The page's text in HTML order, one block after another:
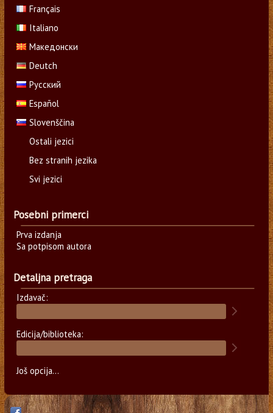
Français
Italiano
Македонски
Deutch
Русский
Español
Slovenščina
Ostali jezici
Bez stranih jezika
Svi jezici
Posebni primerci
Prva izdanja
Sa potpisom autora
Detaljna pretraga
Izdavač:
Edicija/biblioteka:
Još opcija...